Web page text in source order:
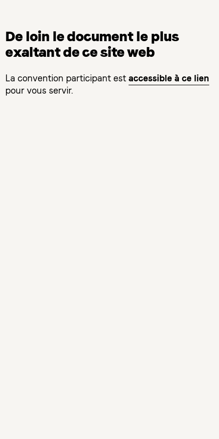
De loin le document le plus
exaltant de ce site web
La convention participant estaccessible à ce lien
pour vous servir.